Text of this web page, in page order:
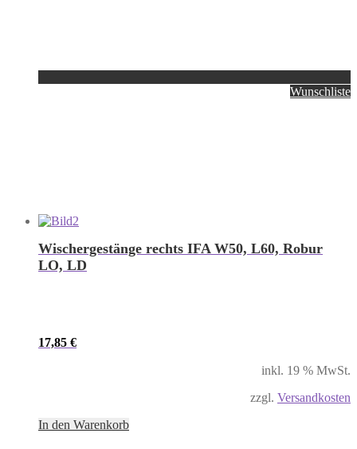
Wunschliste
Wischergestänge rechts IFA W50, L60, Robur
LO, LD
17,85 €
inkl. 19 % MwSt.
zzgl. Versandkosten
In den Warenkorb